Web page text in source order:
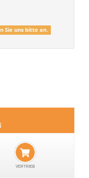
Sie uns bitte an.
VERTRIEB